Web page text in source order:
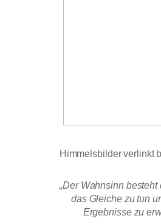
Himmelsbilder verlinkt
„Der Wahnsinn besteht
das Gleiche zu tun
Ergebnisse zu